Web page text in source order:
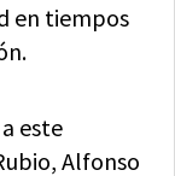
en tiempos
este
Alfonso